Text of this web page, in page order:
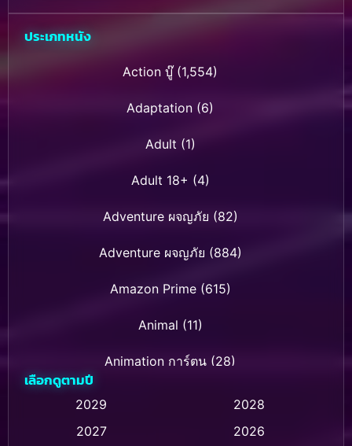
ประเภทหนัง
Action บู๊(1,554)
Adaptation (6)
Adult (1)
Adult 18+ (4)
Adventure ผจญภัย (82)
Adventure ผจญภัย (884)
Amazon Prime(615)
Animal (11)
Animation การ์ตูน (28)
Animation การ์ตูน (237)
Animation การ์ตูน (32)
เลือกดูตามปี
2029
2028
2027
2026